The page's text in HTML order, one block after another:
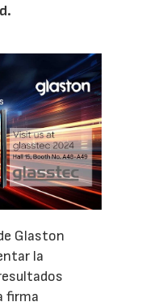
Glaston
la
firma